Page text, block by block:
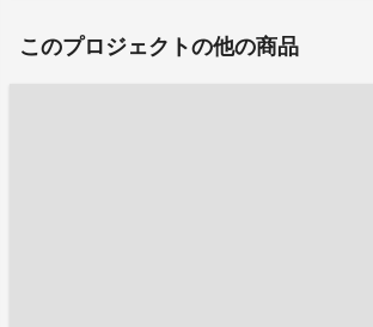
このプロジェクトの他の商品